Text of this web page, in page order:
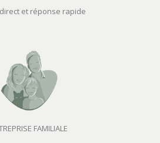
et réponse rapide
FAMILIALE